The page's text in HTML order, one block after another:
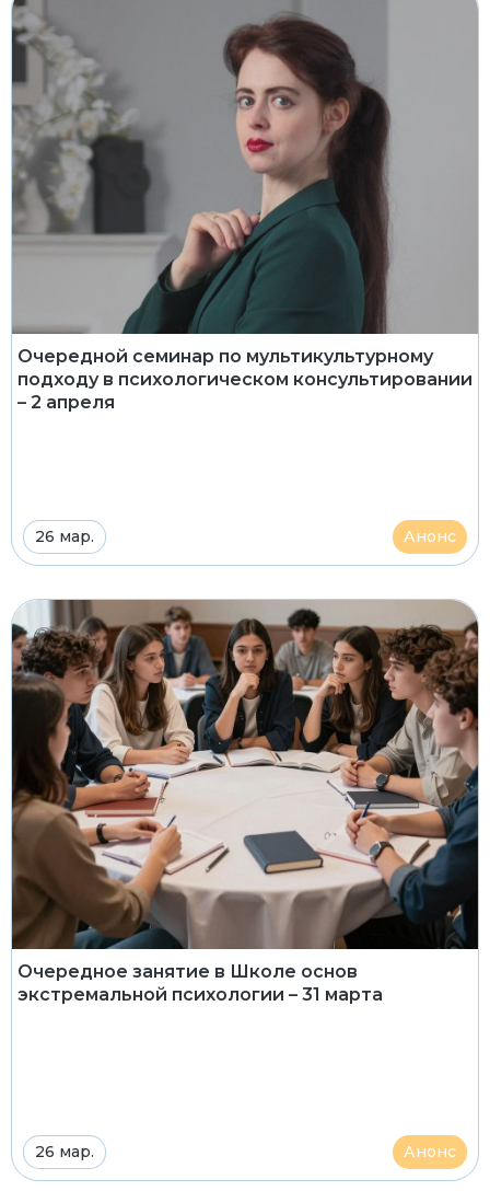
Очередной семинар по мультикультурному
подходу в психологическом консультировании
– 2 апреля
26 мар. Анонс
Очередное занятие в Школе основ
экстремальной психологии – 31 марта
26 мар. Анонс